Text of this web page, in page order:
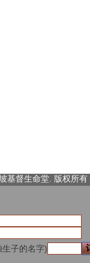
基督生命堂. 版权所有
生子的名字)